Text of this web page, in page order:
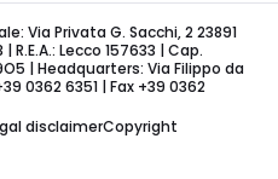
Via Privata G. Sacchi, 2 23891
R.E.A.: Lecco 157633 | Cap.
| Headquarters: Via Filippo da
0362 6351 | Fax +39 0362
disclaimerCopyright